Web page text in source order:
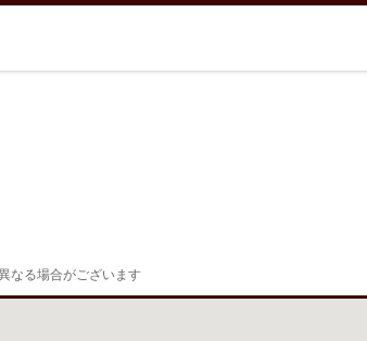
なる場合がございます